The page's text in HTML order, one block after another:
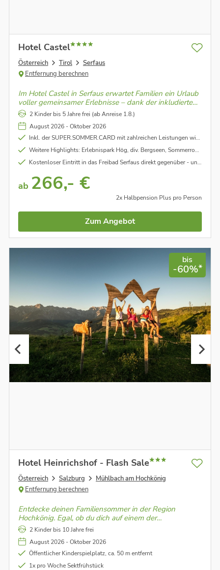
Hotel Castel
Österreich Tirol
Serfaus
Entfernung berechnen
Im Hotel Castel in Serfaus erwartet Familien ein Urlaub
voller gemeinsamer Erlebnisse – dank der inkludierten
Super.Sommer.Card stehen Ihnen die Bergwelt und
zahlreiche Attraktionen der Region ganz unkompliziert
offen.
2 Kinder bis 5 Jahre frei (ab Anreise 1.8.)
August 2026 - Oktober 2026
Inkl. der SUPER.SOMMER.CARD mit zahlreichen Leistungen wie: Gondelhopping (unlimitierte Nutzung der geöffneten Bergbahnen in Serfaus-Fiss-Ladis), Kinderanimation mit abwechslungsreichem Programm, Geführte Wanderungen, uvm. - unter Vorbehalt
Weitere Highlights: Erlebnispark Hög, div. Bergseen, Sommerrodelbahnen, Hochseilgarten, Themenwege und Abenteuerberge
Kostenloser Eintritt in das Freibad Serfaus direkt gegenüber - unter Vorbehalt
ab 266,- €
2x Halbpension Plus pro Person
Zum Angebot
bis
-60%*
Hotel Heinrichshof - Flash Sale
Österreich Salzburg
Mühlbach am Hochkönig
Entfernung berechnen
Entdecke deinen Familiensommer in der Region
Hochkönig. Egal, ob du dich auf einem der
Erlebnisspielplätzen am Berg austobst, durch den
Waldrutschenpark, über die Flow Trails ins Tal fetzt
oder deine Zielsicherheit beim Bogenschießen unter
Beweis stellst
2 Kinder bis 10 Jahre frei
August 2026 - Oktober 2026
Öffentlicher Kinderspielplatz, ca. 50 m entfernt
1x pro Woche Sektfrühstück